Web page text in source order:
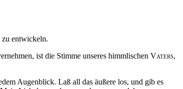
zu entwickeln.
ist die Stimme unseres himmlischen Vaters,
Augenblick. Laß all das äußere los, und gib es